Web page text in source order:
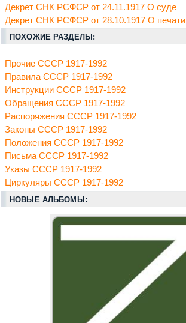
Декрет СНК РСФСР от 24.11.1917 О суде
Декрет СНК РСФСР от 28.10.1917 О печати
ПОХОЖИЕ РАЗДЕЛЫ:
Прочие СССР 1917-1992
Правила СССР 1917-1992
Инструкции СССР 1917-1992
Обращения СССР 1917-1992
Распоряжения СССР 1917-1992
Законы СССР 1917-1992
Положения СССР 1917-1992
Письма СССР 1917-1992
Указы СССР 1917-1992
Циркуляры СССР 1917-1992
НОВЫЕ АЛЬБОМЫ: